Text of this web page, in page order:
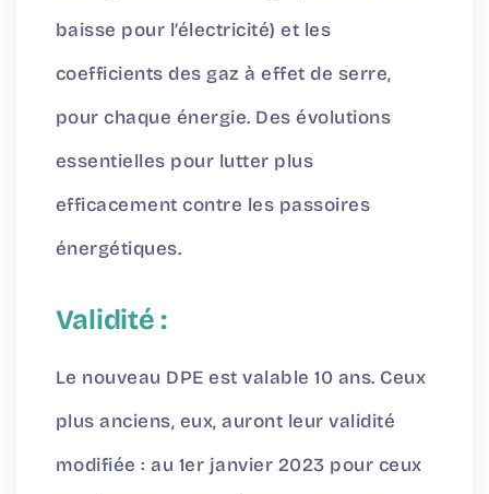
baisse pour l’électricité) et les
coefficients des gaz à effet de serre,
pour chaque énergie. Des évolutions
essentielles pour lutter plus
efficacement contre les passoires
énergétiques.
Validité :
Le nouveau DPE est valable 10 ans. Ceux
plus anciens, eux, auront leur validité
modifiée : au 1er janvier 2023 pour ceux